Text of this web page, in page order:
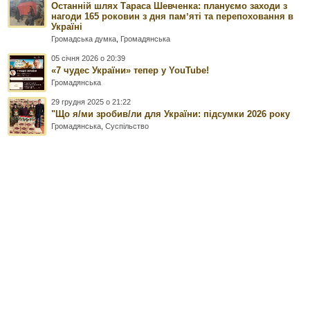
Останній шлях Тараса Шевченка: плануємо заходи з
нагоди 165 роковин з дня памʼяті та перепоховання в
Україні
Громадська думка Громадянська
05 січня 2026 о 20:39
«7 чудес України» тепер у YouTube!
Громадянська
29 грудня 2025 о 21:22
"Що я/ми зробив/ли для України: підсумки 2026 року
Громадянська ,Суспільство